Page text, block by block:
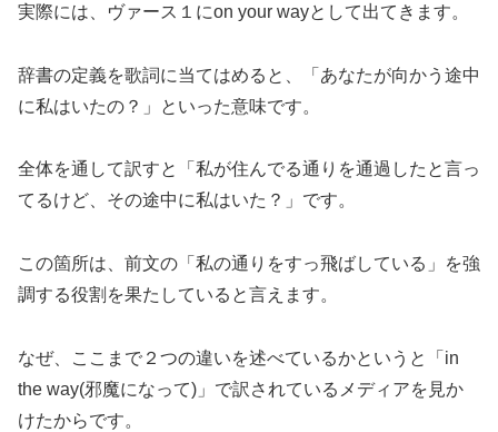
実際には、ヴァース１にon your wayとして出てきます。
辞書の定義を歌詞に当てはめると、「あなたが向かう途中
に私はいたの？」といった意味です。
全体を通して訳すと「私が住んでる通りを通過したと言っ
てるけど、その途中に私はいた？」です。
この箇所は、前文の「私の通りをすっ飛ばしている」を強
調する役割を果たしていると言えます。
なぜ、ここまで２つの違いを述べているかというと「in
the way(邪魔になって)」で訳されているメディアを見か
けたからです。